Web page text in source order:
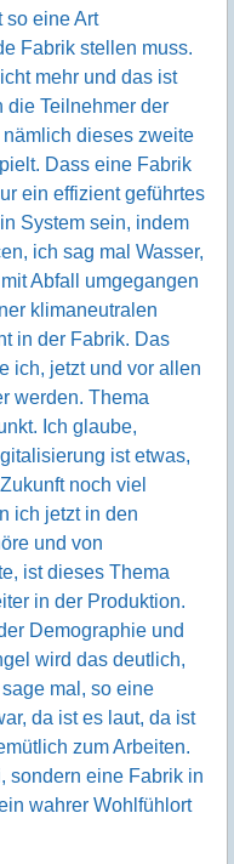
so eine Art
Fabrik stellen muss.
mehr und das ist
die Teilnehmer der
dieses zweite
Dass eine Fabrik
ein effizient geführtes
System sein, indem
ich sag mal Wasser,
Abfall umgegangen
klimaneutralen
in der Fabrik. Das
ich, jetzt und vor allen
werden. Thema
Ich glaube,
ist etwas,
noch viel
ich jetzt in den
und von
ist dieses Thema
in der Produktion.
Demographie und
wird das deutlich,
mal, so eine
da ist es laut, da ist
zum Arbeiten.
sondern eine Fabrik in
wahrer Wohlfühlort